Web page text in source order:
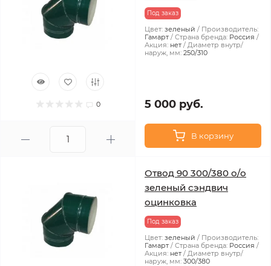
0
Под заказ
Цвет: зеленый
Производитель:
Гамарт
Страна бренда: Россия
Акция: нет
Диаметр внутр/
наруж, мм: 250/310
5 000 руб.
В корзину
Отвод 90 300/380 о/о
зеленый сэндвич
оцинковка
Под заказ
Цвет: зеленый
Производитель:
Гамарт
Страна бренда: Россия
Акция: нет
Диаметр внутр/
наруж, мм: 300/380